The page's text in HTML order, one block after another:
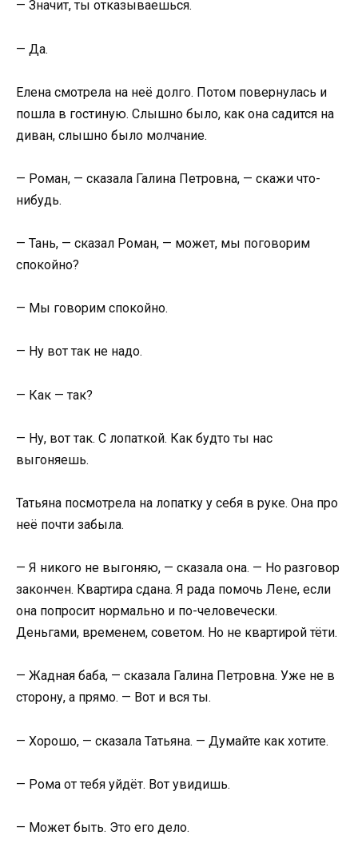
— Значит, ты отказываешься.
— Да.
Елена смотрела на неё долго. Потом повернулась и
пошла в гостиную. Слышно было, как она садится на
диван, слышно было молчание.
— Роман, — сказала Галина Петровна, — скажи что-
нибудь.
— Тань, — сказал Роман, — может, мы поговорим
спокойно?
— Мы говорим спокойно.
— Ну вот так не надо.
— Как — так?
— Ну, вот так. С лопаткой. Как будто ты нас
выгоняешь.
Татьяна посмотрела на лопатку у себя в руке. Она про
неё почти забыла.
— Я никого не выгоняю, — сказала она. — Но разговор
закончен. Квартира сдана. Я рада помочь Лене, если
она попросит нормально и по-человечески.
Деньгами, временем, советом. Но не квартирой тёти.
— Жадная баба, — сказала Галина Петровна. Уже не в
сторону, а прямо. — Вот и вся ты.
— Хорошо, — сказала Татьяна. — Думайте как хотите.
— Рома от тебя уйдёт. Вот увидишь.
— Может быть. Это его дело.